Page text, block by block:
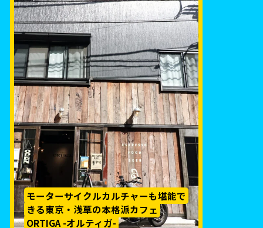
モーターサイクルカルチャーも堪能で
きる東京・浅草の本格派カフェ
ORTIGA -オルティガ-